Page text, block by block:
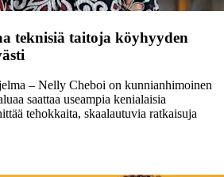
teknisiä taitoja köyhyyden
– Nelly Cheboi on kunnianhimoinen
saattaa useampia kenialaisia
tehokkaita, skaalautuvia ratkaisuja